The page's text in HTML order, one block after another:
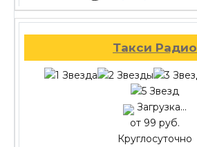
Такси Радио
Загрузка...
от 99 руб.
Круглосуточно